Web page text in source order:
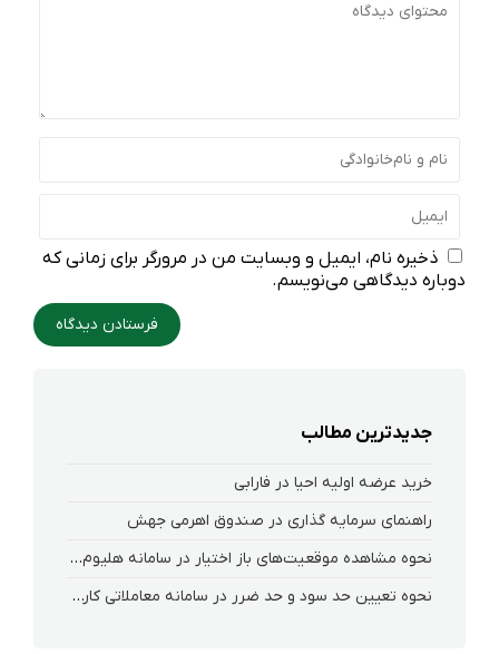
ذخیره نام، ایمیل و وبسایت من در مرورگر برای زمانی که
دوباره دیدگاهی می‌نویسم.
جدیدترین مطالب
خرید عرضه اولیه احیا در فارابی
راهنمای سرمایه گذاری در صندوق اهرمی جهش
نحوه‌ مشاهده‌ موقعیت‌های باز اختیار در سامانه هلیوم و نکست
نحوه تعیین حد سود و حد ضرر در سامانه معاملاتی کارگزاری فارابی